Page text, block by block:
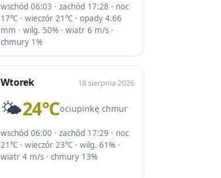
wschód 06:03 · zachód 17:28 · noc
17℃ · wieczór 21℃ · opady 4.66
mm · wilg. 50% · wiatr 6 m/s ·
chmury 1%
Wtorek 18 sierpnia 2026
🌤️24℃ociupinkę chmur
wschód 06:00 · zachód 17:29 · noc
21℃ · wieczór 23℃ · wilg. 61% ·
wiatr 4 m/s · chmury 13%